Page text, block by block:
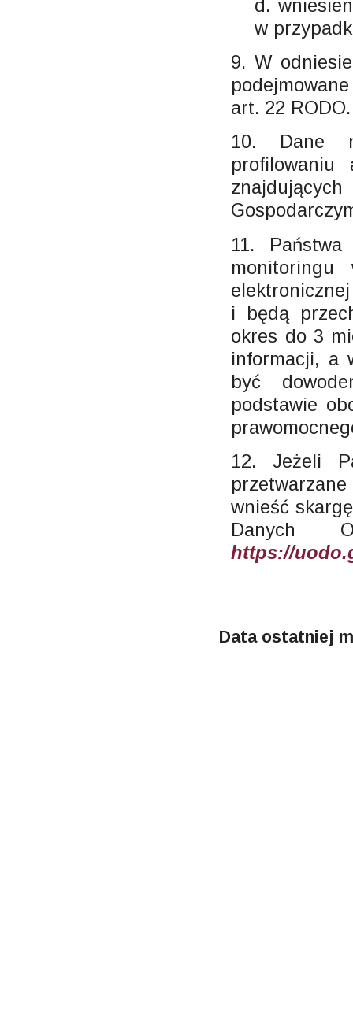
d.
w
9. W
art. 22 RODO.
10. Dane
11.
monitoringu
i będą
okres do 3
informacji, a
być
podstawie
12. Jeżeli
wnieść
Danych
https://
Data ostatniej